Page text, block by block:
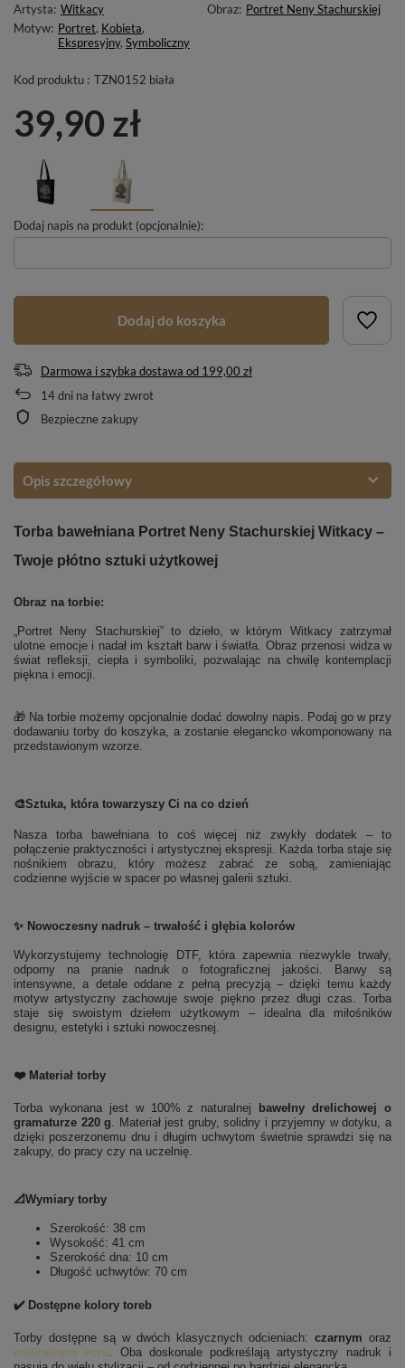
Artysta: Witkacy Obraz: Portret Neny Stachurskiej
Motyw: Portret, Kobieta,
Ekspresyjny, Symboliczny
Kod produktu : TZN0152 biała
39,90 zł
Dodaj napis na produkt (opcjonalnie):
Dodaj do koszyka
Darmowa i szybka dostawa od 199,00 zł
14dni na łatwy zwrot
Bezpieczne zakupy
Opis szczegółowy
Torba bawełniana Portret Neny Stachurskiej Witkacy –
Twoje płótno sztuki użytkowej
Obraz na torbie:
„Portret Neny Stachurskiej” to dzieło, w którym Witkacy zatrzymał
ulotne emocje i nadał im kształt barw i światła. Obraz przenosi widza w
świat refleksji, ciepła i symboliki, pozwalając na chwilę kontemplacji
piękna i emocji.
🎁 Na torbie możemy opcjonalnie dodać dowolny napis. Podaj go w przy
dodawaniu torby do koszyka, a zostanie elegancko wkomponowany na
przedstawionym wzorze.
🎨Sztuka, która towarzyszy Ci na co dzień
Nasza torba bawełniana to coś więcej niż zwykły dodatek – to
połączenie praktyczności i artystycznej ekspresji. Każda torba staje się
nośnikiem obrazu, który możesz zabrać ze sobą, zamieniając
codzienne wyjście w spacer po własnej galerii sztuki.
✨ Nowoczesny nadruk – trwałość i głębia kolorów
Wykorzystujemy technologię DTF, która zapewnia niezwykle trwały,
odporny na pranie nadruk o fotograficznej jakości. Barwy są
intensywne, a detale oddane z pełną precyzją – dzięki temu każdy
motyw artystyczny zachowuje swoje piękno przez długi czas. Torba
staje się swoistym dziełem użytkowym – idealna dla miłośników
designu, estetyki i sztuki nowoczesnej.
❤️ Materiał torby
Torba wykonana jest w 100% z naturalnej bawełny drelichowej o
gramaturze 220 g . Materiał jest gruby, solidny i przyjemny w dotyku, a
dzięki poszerzonemu dnu i długim uchwytom świetnie sprawdzi się na
zakupy, do pracy czy na uczelnię.
📐Wymiary torby
Szerokość: 38 cm
Wysokość: 41 cm
Szerokość dna: 10 cm
Długość uchwytów: 70 cm
✔️ Dostępne kolory toreb
Torby dostępne są w dwóch klasycznych odcieniach: czarnym oraz
naturalnym ecru . Oba doskonale podkreślają artystyczny nadruk i